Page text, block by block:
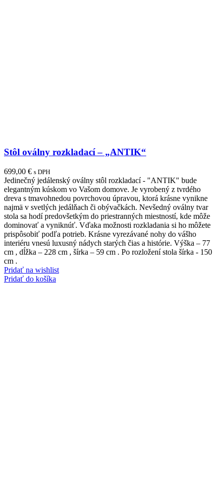
Stôl oválny rozkladací – „ANTIK“
699,00 € s DPH
Jedinečný jedálenský oválny stôl rozkladací - "ANTIK" bude
elegantným kúskom vo Vašom domove. Je vyrobený z tvrdého
dreva s tmavohnedou povrchovou úpravou, ktorá krásne vynikne
najmä v svetlých jedálňach či obývačkách. Nevšedný oválny tvar
stola sa hodí predovšetkým do priestranných miestností, kde môže
dominovať a vyniknúť. Vďaka možnosti rozkladania si ho môžete
prispôsobiť podľa potrieb. Krásne vyrezávané nohy do vášho
interiéru vnesú luxusný nádych starých čias a histórie. Výška – 77
cm , dĺžka – 228 cm , šírka – 59 cm . Po rozložení stola šírka - 150
cm .
Pridať na wishlist
Pridať do košíka